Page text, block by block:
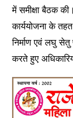
में समीक्षा बैठक
कार्ययोजना के
निर्माण एवं लघु सेतु
करते हुए